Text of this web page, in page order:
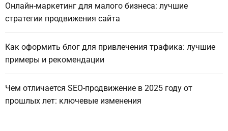
Онлайн-маркетинг для малого бизнеса: лучшие
стратегии продвижения сайта
Как оформить блог для привлечения трафика: лучшие
примеры и рекомендации
Чем отличается SEO-продвижение в 2025 году от
прошлых лет: ключевые изменения